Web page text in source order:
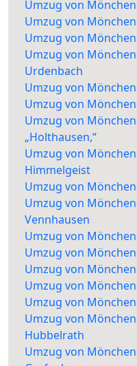
Umzug von
Umzug von
Umzug von
Umzug von
Urdenbach
Umzug von
Umzug von
Umzug von
„Holthausen,“
Umzug von
Himmelgeist
Umzug von
Umzug von
Vennhausen
Umzug von
Umzug von
Umzug von
Umzug von
Umzug von
Umzug von
Hubbelrath
Umzug von